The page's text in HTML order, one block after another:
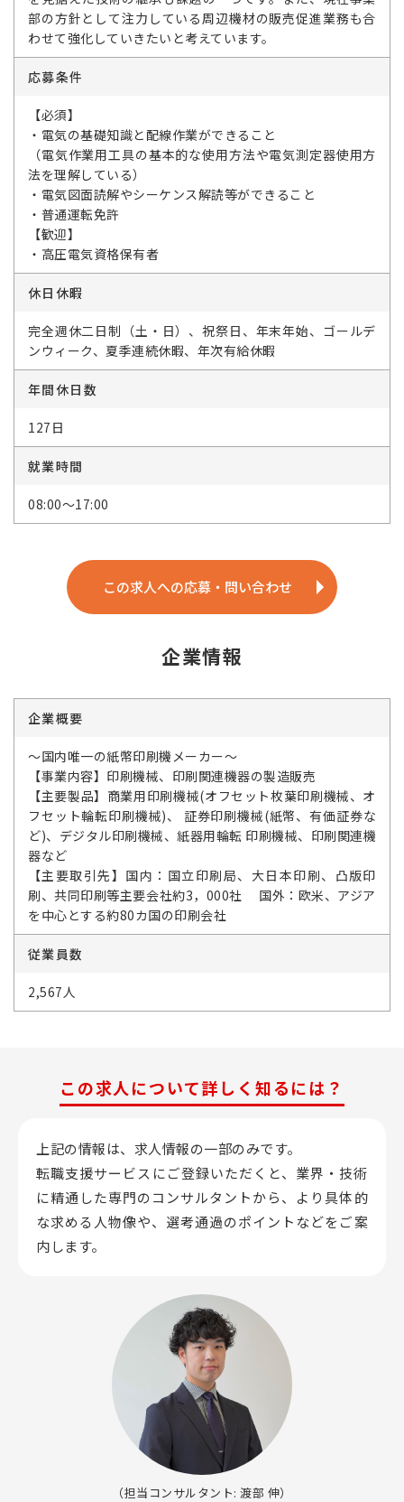
部の方針として注力している周辺機材の販売促進業務も合
わせて強化していきたいと考えています。
応募条件
【必須】
・電気の基礎知識と配線作業ができること
（電気作業用工具の基本的な使用方法や電気測定器使用方
法を理解している）
・電気図面読解やシーケンス解読等ができること
・普通運転免許
【歓迎】
・高圧電気資格保有者
休日休暇
完全週休二日制（土・日）、祝祭日、年末年始、ゴールデ
ンウィーク、夏季連続休暇、年次有給休暇
年間休日数
127日
就業時間
08:00～17:00
この求人への応募・問い合わせ
企業情報
企業概要
～国内唯一の紙幣印刷機メーカー～
【事業内容】印刷機械、印刷関連機器の製造販売
【主要製品】商業用印刷機械(オフセット枚葉印刷機械、オ
フセット輪転印刷機械)、 証券印刷機械(紙幣、有価証券な
ど)、デジタル印刷機械、紙器用輪転 印刷機械、印刷関連機
器など
【主要取引先】国内：国立印刷局、大日本印刷、凸版印
刷、共同印刷等主要会社約3，000社 国外：欧米、アジア
を中心とする約80カ国の印刷会社
従業員数
2,567人
この求人について詳しく知るには？
上記の情報は、求人情報の一部のみです。
転職支援サービスにご登録いただくと、業界・技術
に精通した専門のコンサルタントから、 より具体的
な求める人物像や、選考通過のポイントなどをご案
内します。
（担当コンサルタント: 渡部 伸）